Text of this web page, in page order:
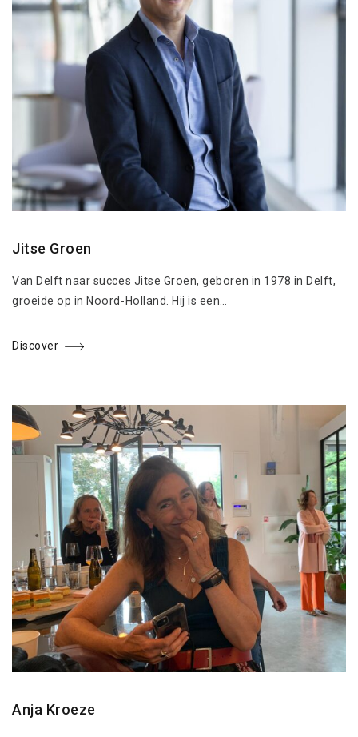
Jitse Groen
Van Delft naar succes Jitse Groen, geboren in 1978 in Delft,
groeide op in Noord-Holland. Hij is een…
Discover
Anja Kroeze